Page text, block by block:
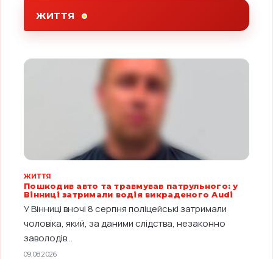
ЖИТТЯ
ЖИТТЯ
Пошкодив авто та травмував патрульного: у
Вінниці затримали водія викраденого Audi
У Вінниці вночі 8 серпня поліцейські затримали
чоловіка, який, за даними слідства, незаконно
заволодів...
09.08.2026